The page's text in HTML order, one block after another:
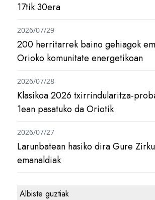
17tik 30era
200 herritarrek baino gehiagok
Orioko komunitate energetikoan
2026/07/29
Klasikoa 2026 txirrindularitza-
1ean pasatuko da Oriotik
2026/07/28
Larunbatean hasiko dira Gure
emanaldiak
2026/07/27
Albiste guztiak